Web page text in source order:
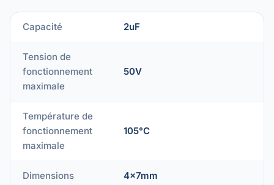
Capacité 2uF
Tension de
fonctionnement
maximale
50V
Température de
fonctionnement
maximale
105°C
Dimensions 4x7mm